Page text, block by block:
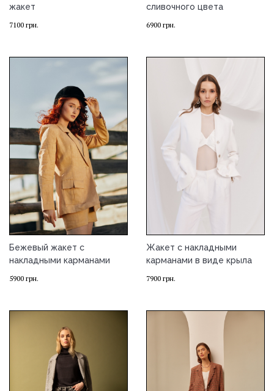
жакет
7100 грн.
сливочного цвета
6900 грн.
Бежевый жакет с
накладными карманами
5900 грн.
Жакет с накладными
карманами в виде крыла
7900 грн.